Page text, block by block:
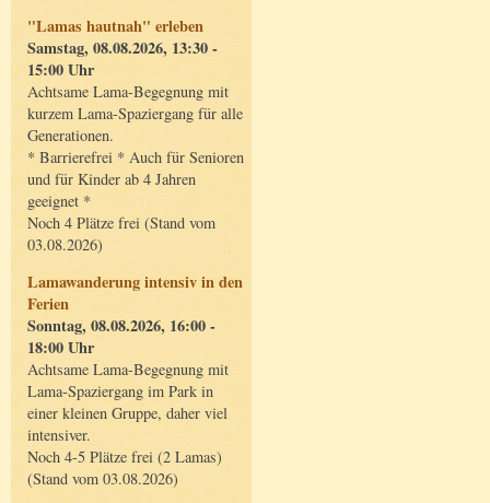
"Lamas hautnah" erleben
Samstag, 08.08.2026, 13:30 -
15:00 Uhr
Achtsame Lama-Begegnung mit
kurzem Lama-Spaziergang für alle
Generationen.
* Barrierefrei * Auch für Senioren
und für Kinder ab 4 Jahren
geeignet *
Noch 4 Plätze frei (Stand vom
03.08.2026)
Lamawanderung intensiv in den
Ferien
Sonntag, 08.08.2026, 16:00 -
18:00 Uhr
Achtsame Lama-Begegnung mit
Lama-Spaziergang im Park in
einer kleinen Gruppe, daher viel
intensiver.
Noch 4-5 Plätze frei (2 Lamas)
(Stand vom 03.08.2026)